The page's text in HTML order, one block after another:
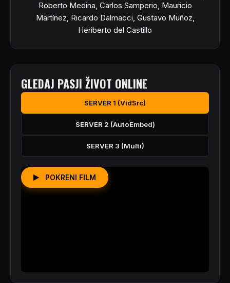
Roberto Medina, Carlos Samperio, Mauricio
Martínez, Ricardo Dalmacci, Gustavo Muñoz,
Heriberto del Castillo
GLEDAJ PASJI ŽIVOT ONLINE
SERVER 1 (VidSrc)
SERVER 2 (AutoEmbed)
SERVER 3 (Multi)
POKRENI FILM